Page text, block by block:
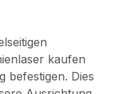
Diode Fokus:
<
kaufen
befestigen. Dies